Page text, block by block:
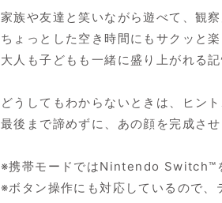
家族や友達と笑いながら遊べて、観
ちょっとした空き時間にもサクッと楽
大人も子どもも一緒に盛り上がれる
どうしてもわからないときは、ヒン
最後まで諦めずに、あの顔を完成させ
※携帯モードではNintendo Switch™
※ボタン操作にも対応しているので、